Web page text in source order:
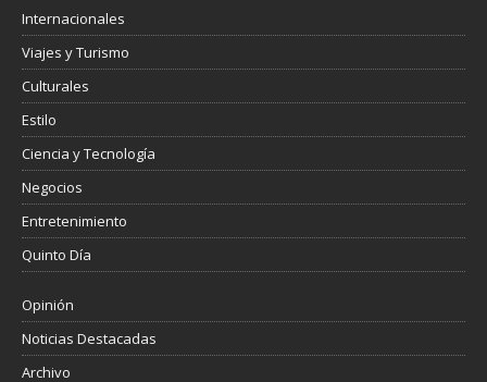
Internacionales
Viajes y Turismo
Culturales
Estilo
Ciencia y Tecnología
Negocios
Entretenimiento
Quinto Día
Opinión
Noticias Destacadas
Archivo